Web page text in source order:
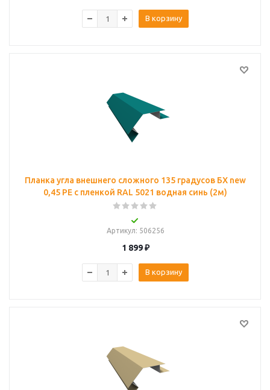
В корзину
Планка угла внешнего сложного 135 градусов БХ new
0,45 PE с пленкой RAL 5021 водная синь (2м)
Артикул: 506256
1 899₽
В корзину